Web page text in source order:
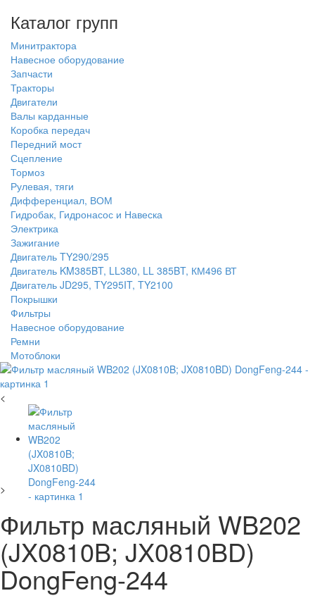
Каталог групп
Минитрактора
Навесное оборудование
Запчасти
Тракторы
Двигатели
Валы карданные
Коробка передач
Передний мост
Сцепление
Тормоз
Рулевая, тяги
Дифференциал, ВОМ
Гидробак, Гидронасос и Навеска
Электрика
Зажигание
Двигатель TY290/295
Двигатель KM385BT, LL380, LL 385BT, КМ496 ВТ
Двигатель JD295, TY295IT, TY2100
Покрышки
Фильтры
Навесное оборудование
Ремни
Мотоблоки
<
>
Фильтр масляный WB202
(JX0810B; JX0810BD)
DongFeng-244